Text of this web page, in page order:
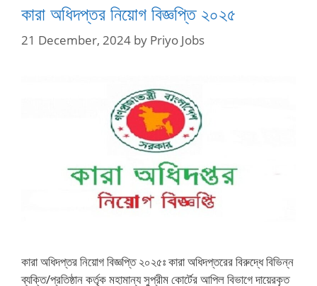
কারা অধিদপ্তর নিয়োগ বিজ্ঞপ্তি ২০২৫
21 December, 2024 by Priyo Jobs
কারা অধিদপ্তর নিয়োগ বিজ্ঞপ্তি ২০২৫ঃ কারা অধিদপ্তরের বিরুদ্ধে বিভিন্ন
ব্যক্তি/প্রতিষ্ঠান কর্তৃক মহামান্য সুপ্রীম কোর্টের আপিল বিভাগে দায়েরকৃত